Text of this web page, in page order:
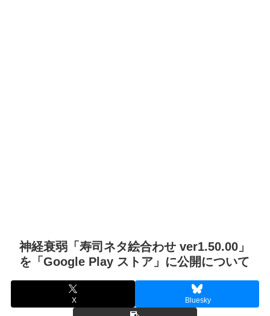
神経衰弱「寿司ネタ絵合わせ ver1.50.00」
を「Google Play ストア」に公開について
X Bluesky